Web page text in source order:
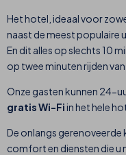
Het hotel, ideaal voor
naast de meest populaire
En dit alles op slechts 10
op twee minuten rijden
Onze gasten kunnen 24-
gratis Wi-Fiin het hele
De onlangs gerenoveerde
comfort en diensten die u